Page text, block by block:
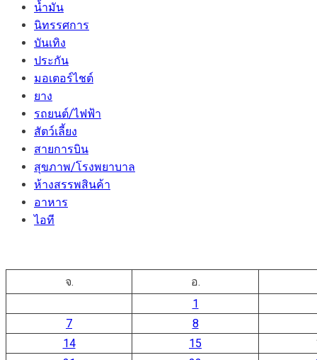
น้ำมัน
นิทรรศการ
บันเทิง
ประกัน
มอเตอร์ไชต์
ยาง
รถยนต์/ไฟฟ้า
สัตว์เลี้ยง
สายการบิน
สุขภาพ/โรงพยาบาล
ห้างสรรพสินค้า
อาหาร
ไอที
จ.
อ.
1
7
8
14
15